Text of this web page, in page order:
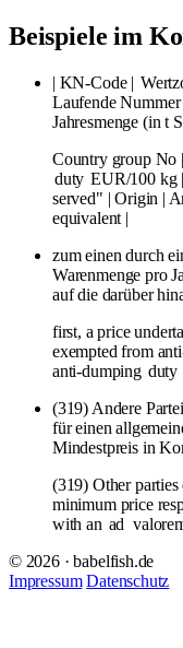
Beispiele im
| KN-Code |
Laufende
Jahresmenge (in t
Country group No
duty EUR/100 kg
served" | Origin |
equivalent |
zum einen durch
Warenmenge pro
auf die darüber
first, a price
exempted from
anti-dumping duty
(319) Andere
für einen
Mindestpreis in
(319) Other parties
minimum price
with an ad
© 2026 · babelfish.de
Impressum Datenschutz